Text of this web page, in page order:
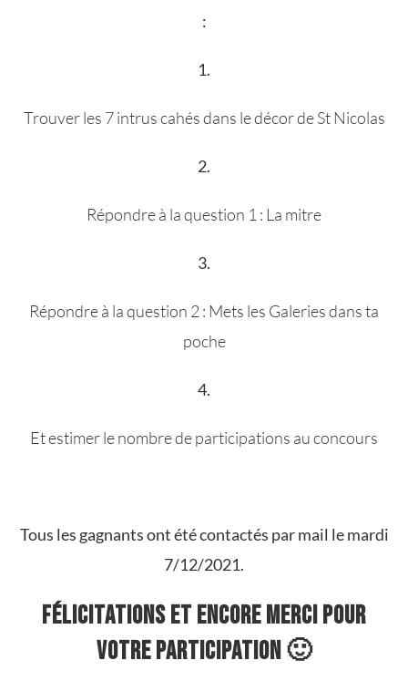
:
1.
Trouver les 7 intrus cahés dans le décor de St Nicolas
2.
Répondre à la question 1 : La mitre
3.
Répondre à la question 2 : Mets les Galeries dans ta
poche
4.
Et estimer le nombre de participations au concours
Tous les gagnants ont été contactés par mail le mardi
7/12/2021.
Félicitations et encore merci pour
votre participation 🙂